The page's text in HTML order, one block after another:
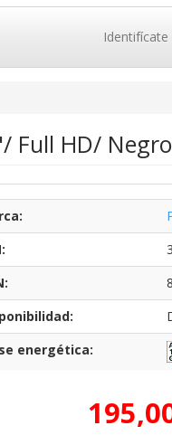
Identifícate
Full HD/ Negro
energética: